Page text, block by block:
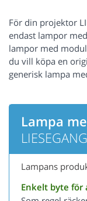
För din projektor
endast lampor
lampor med
du vill köpa en
generisk lampa
Lampa
Lampans
Enkelt byte för